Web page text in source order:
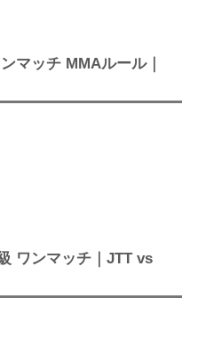
マッチ MMAルール｜
ワンマッチ｜JTT vs